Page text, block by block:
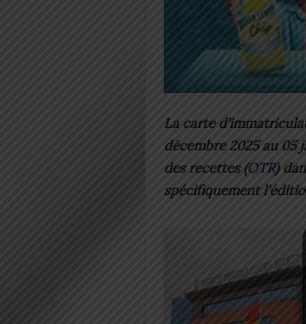
La carte
décembre 2025 au 05
des recettes (OTR)
spécifiquement